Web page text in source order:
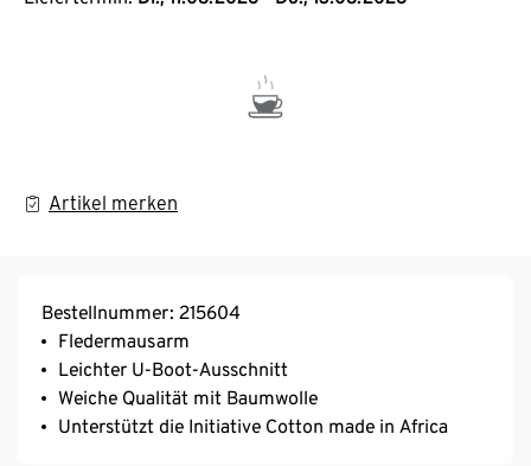
Artikel merken
Bestellnummer: 215604
Fledermausarm
Leichter U-Boot-Ausschnitt
Weiche Qualität mit Baumwolle
Unterstützt die Initiative Cotton made in Africa